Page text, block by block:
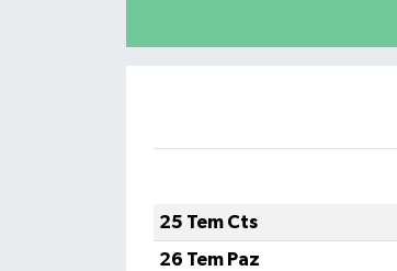
25 Tem Cts
26 Tem Paz